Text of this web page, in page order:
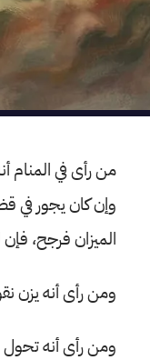
من رأى في المنام
وإن كان يجور في
الميزان فرجح،
ومن رأى أنه يزن
ومن رأى أنه تحول